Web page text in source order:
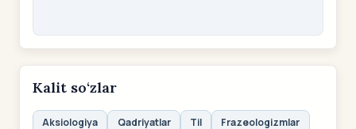
Kalit so‘zlar
Aksiologiya Qadriyatlar Til
Frazeologizmlar